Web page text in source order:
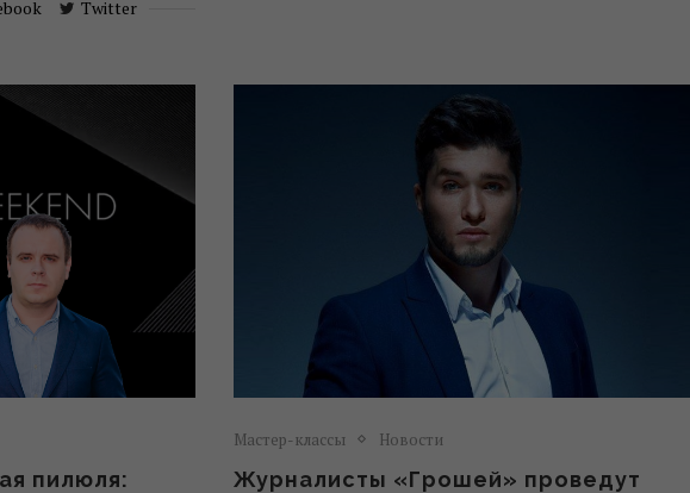
Twitter
пилюля:
Мастер-классы Новости
Журналисты «Грошей» проведут